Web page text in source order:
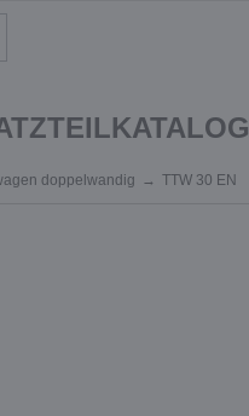
doppelwandig TTW 30 EN